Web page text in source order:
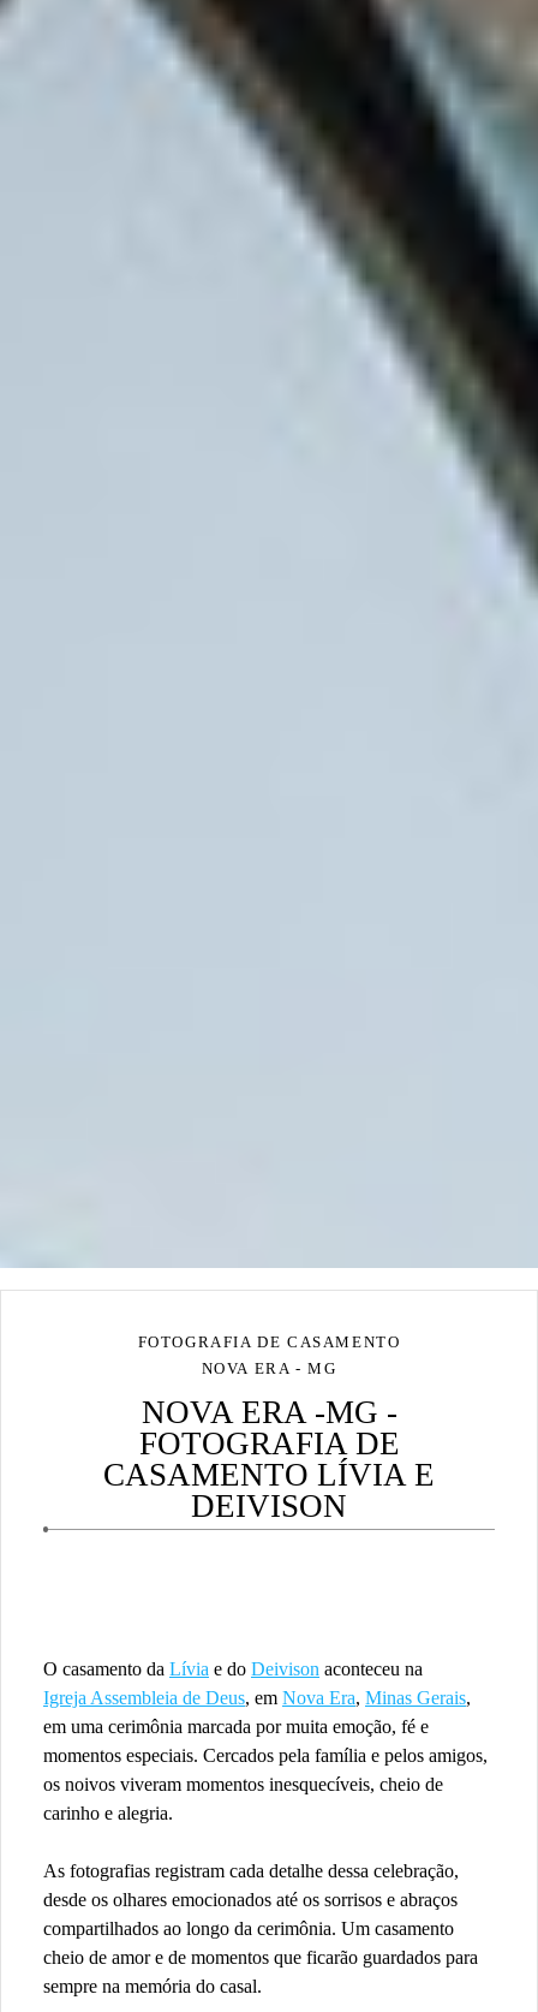
FOTOGRAFIA DE CASAMENTO
NOVA ERA - MG
NOVA ERA -MG -
FOTOGRAFIA DE
CASAMENTO LÍVIA E
DEIVISON
O casamento da Lívia e do Deivison aconteceu na
Igreja Assembleia de Deus, em Nova Era, Minas Gerais,
em uma cerimônia marcada por muita emoção, fé e
momentos especiais. Cercados pela família e pelos amigos,
os noivos viveram momentos inesquecíveis, cheio de
carinho e alegria.
As fotografias registram cada detalhe dessa celebração,
desde os olhares emocionados até os sorrisos e abraços
compartilhados ao longo da cerimônia. Um casamento
cheio de amor e de momentos que ficarão guardados para
sempre na memória do casal.